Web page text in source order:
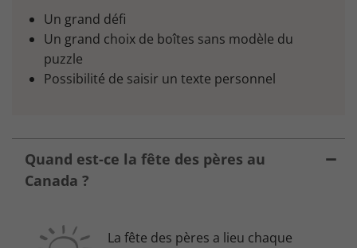
Un grand défi
Un grand choix de boîtes sans modèle du
puzzle
Possibilité de saisir un texte personnel
Quand est-ce la fête des pères au
Canada ?
La fête des pères a lieu chaque